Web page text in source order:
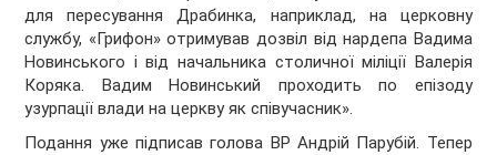
для пересування Драбинка, наприклад, на церковну
службу, «Грифон» отримував дозвіл від нардепа Вадима
Новинського і від начальника столичної міліції Валерія
Коряка. Вадим Новинський проходить по епізоду
узурпації влади на церкву як співучасник».
Подання уже підписав голова ВР Андрій Парубій. Тепер